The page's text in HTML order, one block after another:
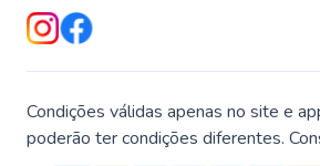
Condições válidas apenas no site e
poderão ter condições diferentes.